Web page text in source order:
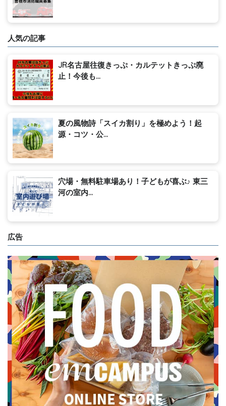
人気の記事
JR名古屋往復きっぷ・カルテットきっぷ廃
止！今後も...
夏の風物詩「スイカ割り」を極めよう！起
源・コツ・公...
穴場・無料駐車場あり！子どもが喜ぶ♪ 東三
河の室内...
広告